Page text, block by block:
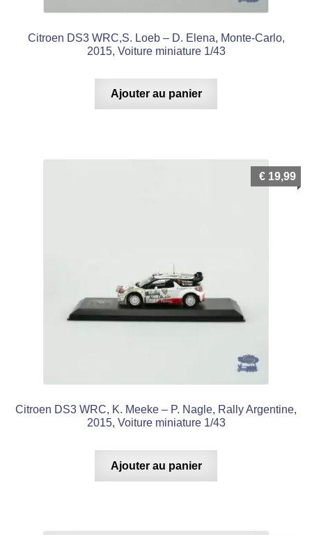
Citroen DS3 WRC,S. Loeb – D. Elena, Monte-Carlo,
2015, Voiture miniature 1/43
Ajouter au panier
Citroen DS3 WRC, K. Meeke – P. Nagle, Rally Argentine,
2015, Voiture miniature 1/43
€ 19,99
Ajouter au panier